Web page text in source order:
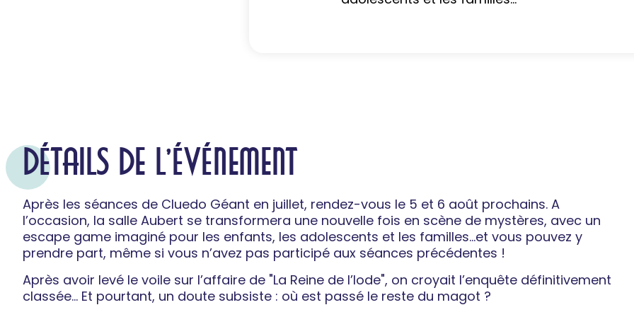
DÉTAILS DE L'ÉVÉNEMENT
Après les séances de Cluedo Géant en juillet, rendez-vous le 5 et 6 août prochains. A
l’occasion, la salle Aubert se transformera une nouvelle fois en scène de mystères, avec un
escape game imaginé pour les enfants, les adolescents et les familles…et vous pouvez y
prendre part, même si vous n’avez pas participé aux séances précédentes !
Après avoir levé le voile sur l’affaire de "La Reine de l’Iode", on croyait l’enquête définitivement
classée… Et pourtant, un doute subsiste : où est passé le reste du magot ?